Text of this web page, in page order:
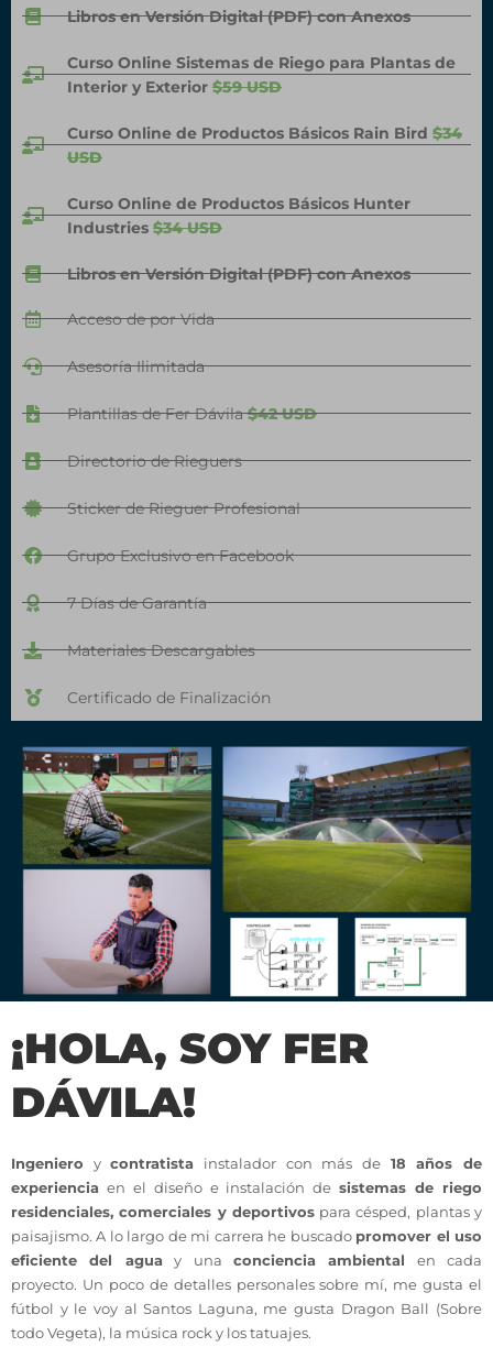
Libros en Versión Digital (PDF) con Anexos
Curso Online Sistemas de Riego para Plantas de
Interior y Exterior $59 USD
Curso Online de Productos Básicos Rain Bird $34
USD
Curso Online de Productos Básicos Hunter
Industries $34 USD
Libros en Versión Digital (PDF) con Anexos
Acceso de por Vida
Asesoría Ilimitada
Plantillas de Fer Dávila$42 USD
Directorio de Rieguers
Sticker de Rieguer Profesional
Grupo Exclusivo en Facebook
7 Días de Garantía
Materiales Descargables
Certificado de Finalización
¡HOLA, SOY FER
DÁVILA!
Ingeniero ycontratista instalador con más de 18 años de
experiencia en el diseño e instalación desistemas de riego
residenciales, comerciales y deportivospara césped, plantas y
paisajismo. A lo largo de mi carrera he buscado promover el uso
eficiente del agua y una conciencia ambiental en cada
proyecto. Un poco de detalles personales sobre mí, me gusta el
fútbol y le voy al Santos Laguna, me gusta Dragon Ball (Sobre
todo Vegeta), la música rock y los tatuajes.